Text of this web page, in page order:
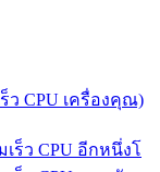
ว CPU เครื่องคุณ)
ร็ว CPU อีกหนึ่งโ